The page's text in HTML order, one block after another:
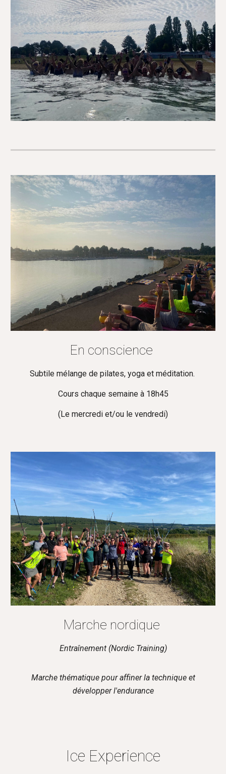
En conscience
Subtile mélange de pilates, yoga et méditation.
Cours chaque semaine à 18h45
(Le mercredi et/ou le vendredi)
Marche nordique
Entraînement (Nordic Training)
Marche thématique pouraffinerla technique et
développer l'endurance
Ice Experience